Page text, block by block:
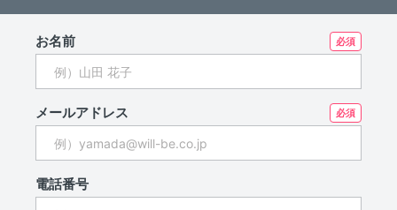
お名前
メールアドレス
電話番号